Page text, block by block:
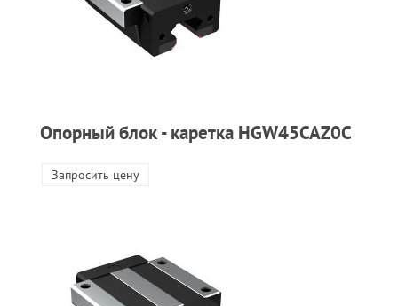
Опорный блок - каретка HGW45CAZ0C
Запросить цену